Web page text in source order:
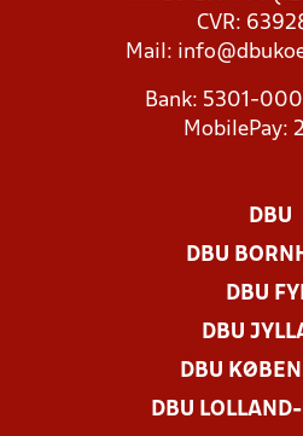
CVR:
Mail:
Bank: 5301-
MobilePay:
DBU
DBU
DBU
DBU
DBU
DBU